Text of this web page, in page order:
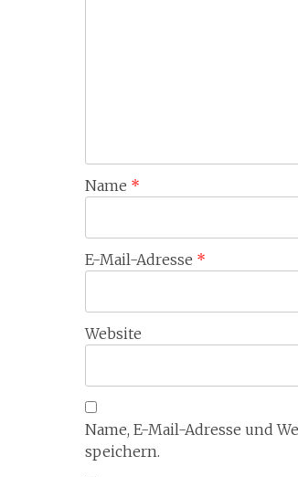
Name *
E-Mail-Adresse *
Website
Name, E-Mail-Adresse und
speichern.